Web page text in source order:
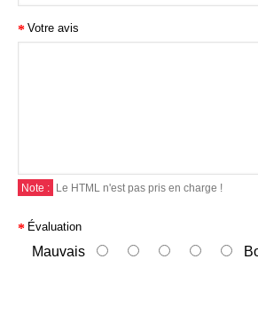
Votre avis
Note : Le HTML n'est pas pris en charge !
Évaluation
Mauvais